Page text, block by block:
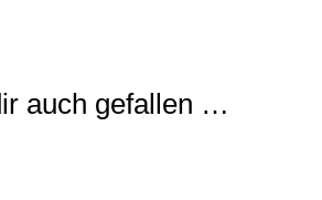
auch gefallen …